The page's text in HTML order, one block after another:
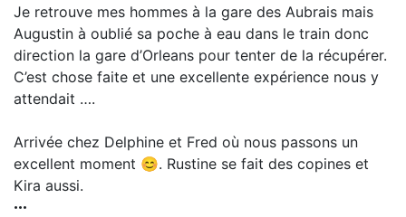
Je retrouve mes hommes à la gare des Aubrais mais
Augustin à oublié sa poche à eau dans le train donc
direction la gare d’Orleans pour tenter de la récupérer.
C’est chose faite et une excellente expérience nous y
attendait ….
Arrivée chez Delphine et Fred où nous passons un
excellent moment 😊. Rustine se fait des copines et
Kira aussi.